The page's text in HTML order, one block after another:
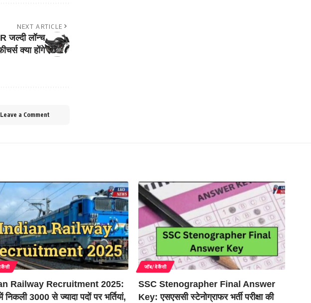
NEXT ARTICLE
जल्दी लॉन्च
क्या होंगे
Leave a Comment
Railway Recruitment 2025:
निकली 3000 से ज्यादा पदों पर भर्तियां,
जॉब/वेकैंसी
SSC Stenographer Final Answer
Key: एसएससी स्टेनोग्राफर भर्ती परीक्षा की